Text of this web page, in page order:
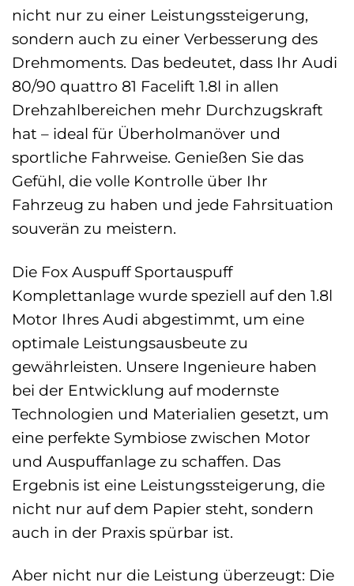
nicht nur zu einer Leistungssteigerung,
sondern auch zu einer Verbesserung des
Drehmoments. Das bedeutet, dass Ihr Audi
80/90 quattro 81 Facelift 1.8l in allen
Drehzahlbereichen mehr Durchzugskraft
hat – ideal für Überholmanöver und
sportliche Fahrweise. Genießen Sie das
Gefühl, die volle Kontrolle über Ihr
Fahrzeug zu haben und jede Fahrsituation
souverän zu meistern.
Die Fox Auspuff Sportauspuff
Komplettanlage wurde speziell auf den 1.8l
Motor Ihres Audi abgestimmt, um eine
optimale Leistungsausbeute zu
gewährleisten. Unsere Ingenieure haben
bei der Entwicklung auf modernste
Technologien und Materialien gesetzt, um
eine perfekte Symbiose zwischen Motor
und Auspuffanlage zu schaffen. Das
Ergebnis ist eine Leistungssteigerung, die
nicht nur auf dem Papier steht, sondern
auch in der Praxis spürbar ist.
Aber nicht nur die Leistung überzeugt: Die